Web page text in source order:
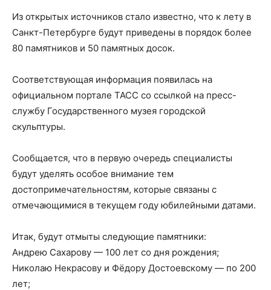
Из открытых источников стало известно, что к лету в
Санкт-Петербурге будут приведены в порядок более
80 памятников и 50 памятных досок.
Соответствующая информация появилась на
официальном портале ТАСС со ссылкой на пресс-
службу Государственного музея городской
скульптуры.
Сообщается, что в первую очередь специалисты
будут уделять особое внимание тем
достопримечательностям, которые связаны с
отмечающимися в текущем году юбилейными датами.
Итак, будут отмыты следующие памятники:
Андрею Сахарову — 100 лет со дня рождения;
Николаю Некрасову и Фёдору Достоевскому — по 200
лет;